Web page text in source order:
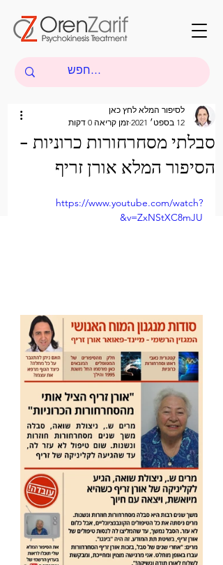
סבלתי מסחרחורות כרוניות -
הסיפור המלא אורן זריף
לסיפור המלא לחץ כאן
12 בספט׳ 2021
זמן קריאה 0 דקות
https://www.youtube.com/watch?
v=ZxNStXC8mJU&